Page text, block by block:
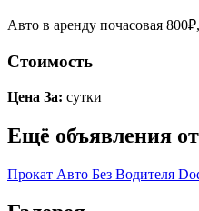
Авто в аренду почасовая
Стоимость
Цена За: сутки
Ещё объявления
Прокат Авто Без Водителя